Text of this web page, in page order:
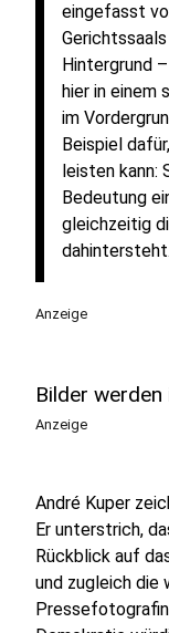
eingefasst
Hintergrund
hier in einem
im
Beispiel
leisten kann:
Bedeutung
gleichzeitig
dahintersteht.
Anzeige
Bilder
Anzeige
André Kuper
Er unterstrich,
Rückblick auf
und zugleich die